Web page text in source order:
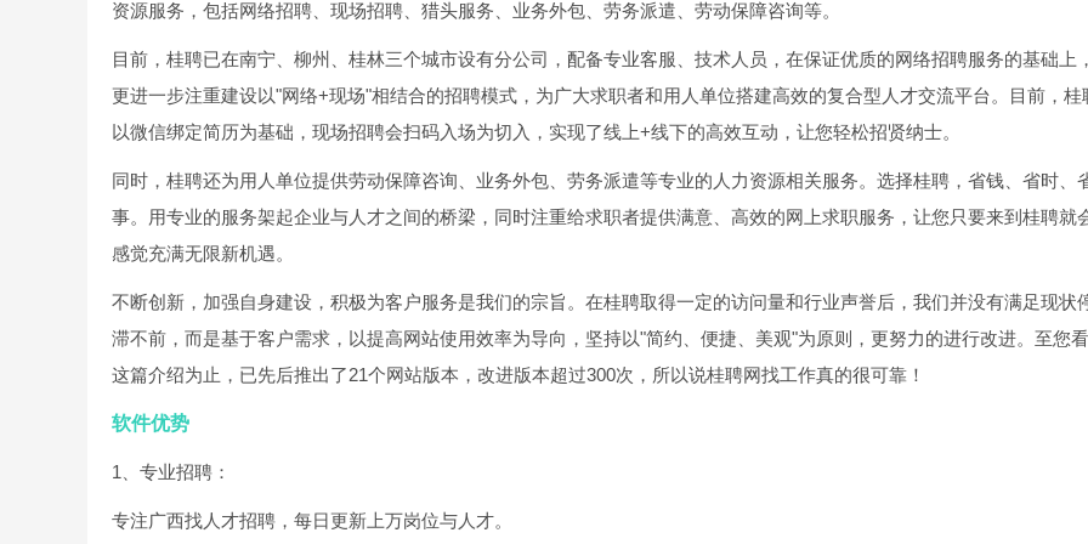
资源服务，包括网络招聘、现场招聘、猎头服务、业务外包、劳务派遣、劳动保障咨询等。
目前，桂聘已在南宁、柳州、桂林三个城市设有分公司，配备专业客服、技术人员，在保证优质的网络招聘服务的基础上，
更进一步注重建设以"网络+现场"相结合的招聘模式，为广大求职者和用人单位搭建高效的复合型人才交流平台。目前，桂
以微信绑定简历为基础，现场招聘会扫码入场为切入，实现了线上+线下的高效互动，让您轻松招贤纳士。
同时，桂聘还为用人单位提供劳动保障咨询、业务外包、劳务派遣等专业的人力资源相关服务。选择桂聘，省钱、省时、
事。用专业的服务架起企业与人才之间的桥梁，同时注重给求职者提供满意、高效的网上求职服务，让您只要来到桂聘就
感觉充满无限新机遇。
不断创新，加强自身建设，积极为客户服务是我们的宗旨。在桂聘取得一定的访问量和行业声誉后，我们并没有满足现状
滞不前，而是基于客户需求，以提高网站使用效率为导向，坚持以"简约、便捷、美观"为原则，更努力的进行改进。至您看
这篇介绍为止，已先后推出了21个网站版本，改进版本超过300次，所以说桂聘网找工作真的很可靠！
软件优势
1、专业招聘：
专注广西找人才招聘，每日更新上万岗位与人才。